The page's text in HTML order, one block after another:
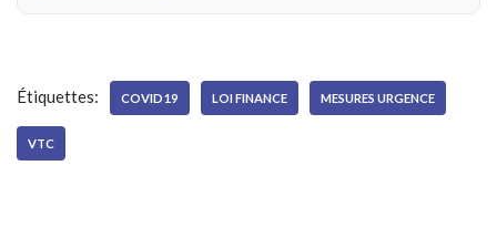
Étiquettes: COVID19 LOI FINANCE MESURES URGENCE
VTC